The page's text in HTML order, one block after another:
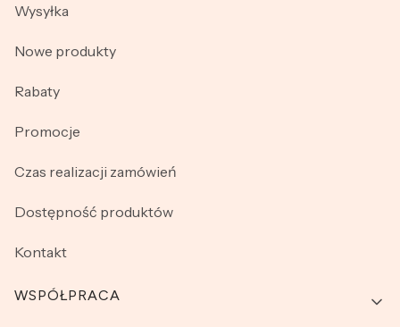
Wysyłka
Nowe produkty
Rabaty
Promocje
Czas realizacji zamówień
Dostępność produktów
Kontakt
WSPÓŁPRACA